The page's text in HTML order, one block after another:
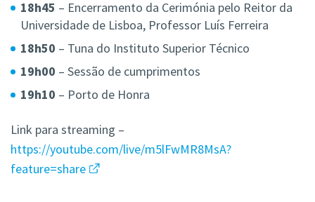
18h45 – Encerramento da Cerimónia pelo Reitor da
Universidade de Lisboa, Professor Luís Ferreira
18h50 – Tuna do Instituto Superior Técnico
19h00 – Sessão de cumprimentos
19h10 – Porto de Honra
Link para streaming –
https://youtube.com/live/m5lFwMR8MsA?
feature=share